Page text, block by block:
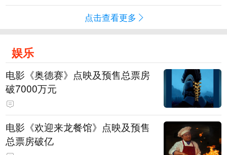
点击查看更多
娱乐
电影《奥德赛》点映及预售总票房
破7000万元
电影《欢迎来龙餐馆》点映及预售
总票房破亿